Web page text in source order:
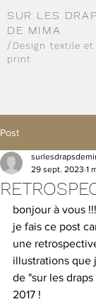
SUR LES
DE MIMA
/ Design textile et
print
Post
29 sept. 2023 1
bonjour à vous
je fais ce post
une
illustrations que
de "sur les
2017 !